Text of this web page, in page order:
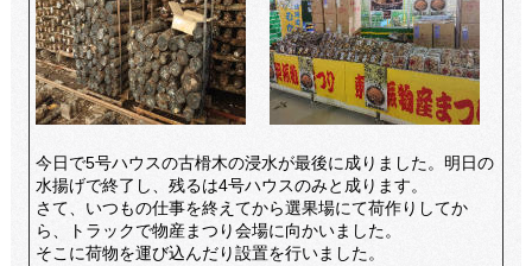
今日で5号ハウスの古榾木の浸水が最後に成りました。明日の
水揚げで終了し、残るは4号ハウスのみと成ります。
さて、いつもの仕事を終えてから選果場にて荷作りしてか
ら、トラックで物産まつり会場に向かいました。
そこに荷物を運び込んだり設置を行いました。